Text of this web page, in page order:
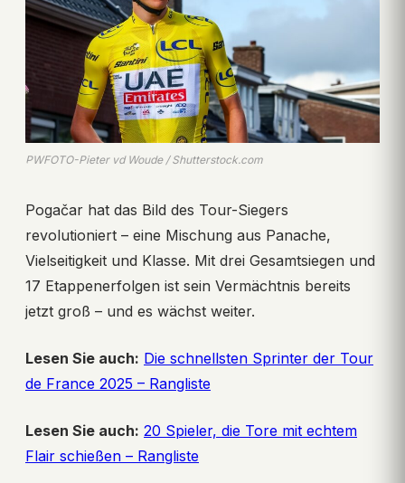
PWFOTO-Pieter vd Woude / Shutterstock.com
Pogačar hat das Bild des Tour-Siegers
revolutioniert – eine Mischung aus Panache,
Vielseitigkeit und Klasse. Mit drei Gesamtsiegen und
17 Etappenerfolgen ist sein Vermächtnis bereits
jetzt groß – und es wächst weiter.
Lesen Sie auch: Die schnellsten Sprinter der Tour
de France 2025 – Rangliste
Lesen Sie auch: 20 Spieler, die Tore mit echtem
Flair schießen – Rangliste